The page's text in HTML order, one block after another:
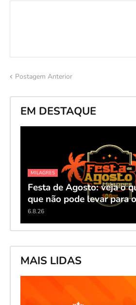
Postagem Anterior
EM DESTAQUE
MILAGRES
Festa de Agosto: veja o
que não pode levar para
6.8.26
MAIS LIDAS